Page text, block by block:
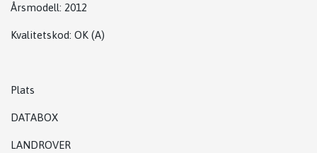
Årsmodell: 2012
Kvalitetskod: OK (A)
Plats
DATABOX
LANDROVER